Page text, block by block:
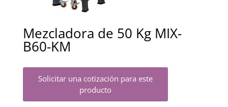
Mezcladora de 50 Kg MIX-
B60-KM
Solicitar una cotización para este
producto